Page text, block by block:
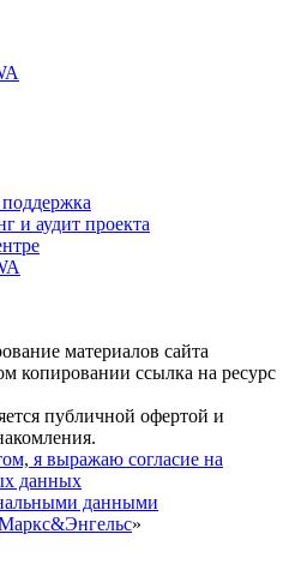
и аудит проекта
материалов сайта
копировании ссылка на ресурс
публичной офертой и
я выражаю согласие на
данных
данными
»